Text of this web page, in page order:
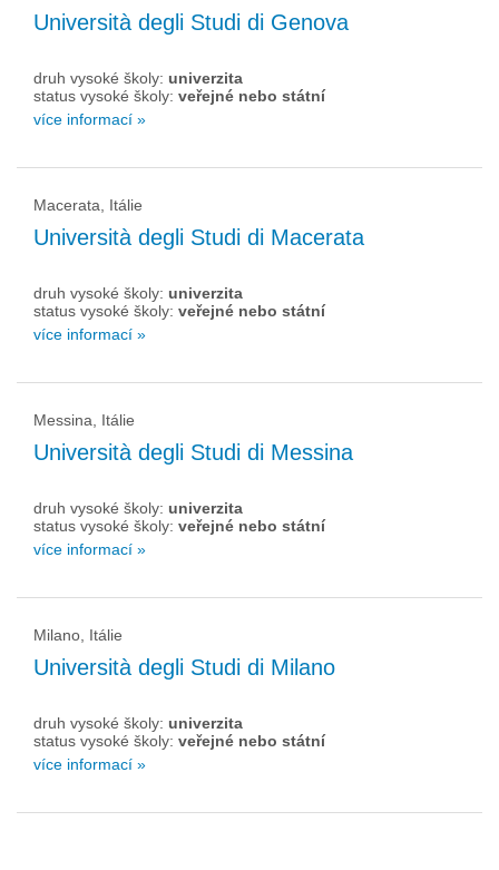
Università degli Studi di Genova
druh vysoké školy: univerzita
status vysoké školy: veřejné nebo státní
více informací »
Macerata, Itálie
Università degli Studi di Macerata
druh vysoké školy: univerzita
status vysoké školy: veřejné nebo státní
více informací »
Messina, Itálie
Università degli Studi di Messina
druh vysoké školy: univerzita
status vysoké školy: veřejné nebo státní
více informací »
Milano, Itálie
Università degli Studi di Milano
druh vysoké školy: univerzita
status vysoké školy: veřejné nebo státní
více informací »